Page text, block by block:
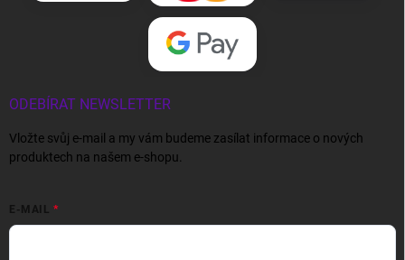
ODEBÍRAT NEWSLETTER
Vložte svůj e-mail a my vám budeme zasílat informace o nových
produktech na našem e-shopu.
E-MAIL